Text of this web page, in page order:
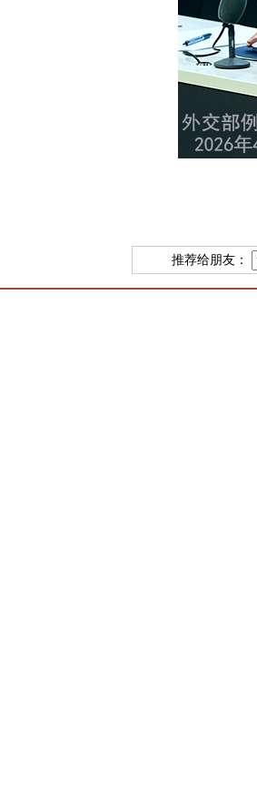
推荐给朋友：